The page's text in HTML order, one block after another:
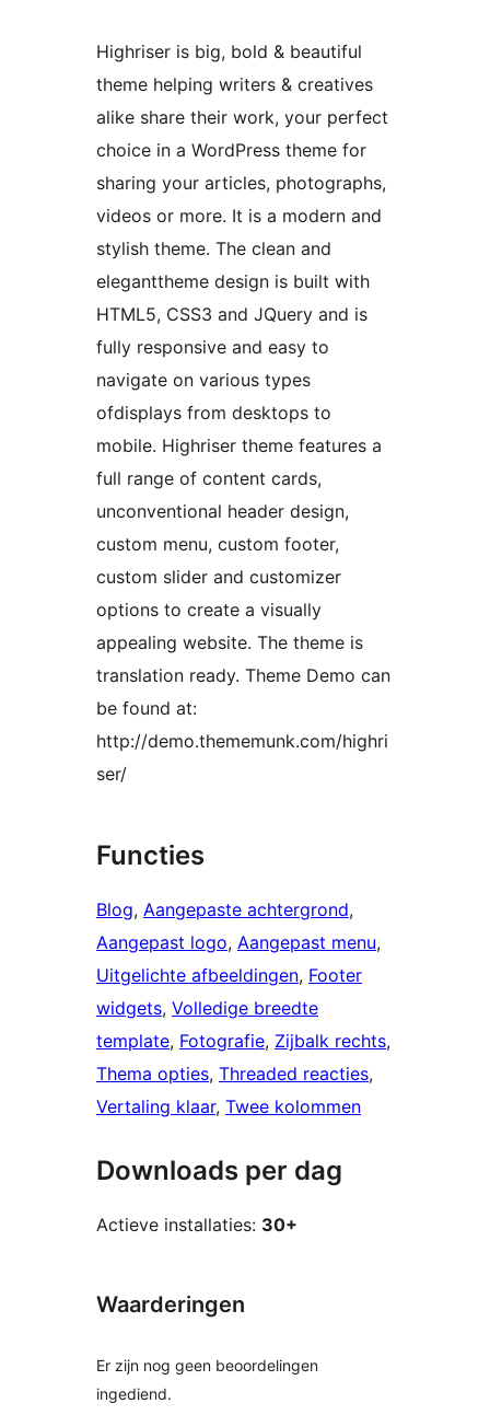
Highriser is big, bold & beautiful
theme helping writers & creatives
alike share their work, your perfect
choice in a WordPress theme for
sharing your articles, photographs,
videos or more. It is a modern and
stylish theme. The clean and
eleganttheme design is built with
HTML5, CSS3 and JQuery and is
fully responsive and easy to
navigate on various types
ofdisplays from desktops to
mobile. Highriser theme features a
full range of content cards,
unconventional header design,
custom menu, custom footer,
custom slider and customizer
options to create a visually
appealing website. The theme is
translation ready. Theme Demo can
be found at:
http://demo.thememunk.com/highri
ser/
Functies
Blog, Aangepaste achtergrond
Aangepast logo, Aangepast menu
Uitgelichte afbeeldingen, Footer
widgets, Volledige breedte
template, Fotografie, Zijbalk rechts
Thema opties, Threaded reacties
Vertaling klaar, Twee kolommen
Downloads per dag
Actieve installaties: 30+
Waarderingen
Er zijn nog geen beoordelingen
ingediend.